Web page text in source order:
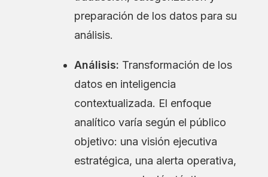
preparación de los datos para su
análisis.
Análisis: Transformación de los
datos en inteligencia
contextualizada. El enfoque
analítico varía según el público
objetivo: una visión ejecutiva
estratégica, una alerta operativa,